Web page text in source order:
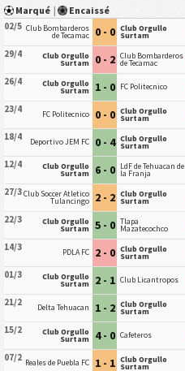
Marqué | Encaissé
02/5 Club Bombarderos
de Tecamac 0 - 0 Club Orgullo
Surtam
29/4 Club Orgullo
Surtam 0 - 2 Club Bombarderos
de Tecamac
26/4 Club Orgullo
Surtam 1 - 0 FC Politecnico
23/4 FC Politecnico 0 - 0 Club Orgullo
Surtam
18/4 Deportivo JEM FC 0 - 4 Club Orgullo
Surtam
12/4
Club Orgullo
Surtam 6 - 0 LdF de Tehuacan de
la Franja
27/3Club Soccer Atletico
Tulancingo 2 - 2 Club Orgullo
Surtam
22/3 Club Orgullo
Surtam 5 - 0 Tlapa
Mazatecochco
14/3 PDLA FC 2 - 0 Club Orgullo
Surtam
01/3 Club Orgullo
Surtam 2 - 1 Club Licantropos
21/2 Delta Tehuacan 1 - 2 Club Orgullo
Surtam
15/2
Club Orgullo
Surtam 4 - 0 Cafeteros
07/2 Reales de Puebla FC 1 - 1 Club Orgullo
Surtam